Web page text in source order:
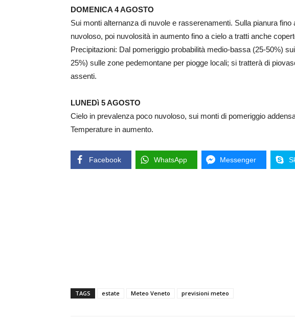
DOMENICA 4 AGOSTO
Sui monti alternanza di nuvole e rasserenamenti. Sulla pianura
nuvoloso, poi nuvolosità in aumento fino a cielo a tratti anche
Precipitazioni: Dal pomeriggio probabilità medio-bassa (25-50%)
25%) sulle zone pedemontane per piogge locali; si tratterà di
assenti.
LUNEDì 5 AGOSTO
Cielo in prevalenza poco nuvoloso, sui monti di pomeriggio
Temperature in aumento.
Facebook WhatsApp Messenger
TAGS estate Meteo Veneto previsioni meteo